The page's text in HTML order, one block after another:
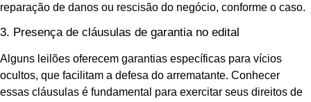
reparação de danos ou rescisão do negócio, conforme o caso.
3. Presença de cláusulas de garantia no edital
Alguns leilões oferecem garantias específicas para vícios
ocultos, que facilitam a defesa do arrematante. Conhecer
essas cláusulas é fundamental para exercitar seus direitos de